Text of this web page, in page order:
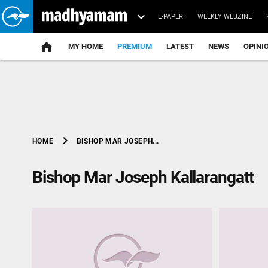
E-PAPER WEEKLY WEBZINE
home MY HOME PREMIUM LATEST NEWS
HOME chevron_right BISHOP MAR JOSEPH...
Bishop Mar Joseph Kallarangatt